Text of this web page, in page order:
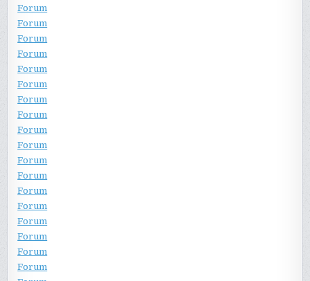
Forum
Forum
Forum
Forum
Forum
Forum
Forum
Forum
Forum
Forum
Forum
Forum
Forum
Forum
Forum
Forum
Forum
Forum